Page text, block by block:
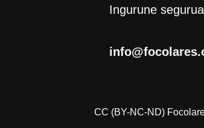
Ingurune
CC (BY-NC-ND)